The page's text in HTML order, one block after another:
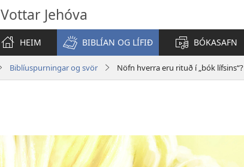
Vottar Jehóva
HEIM
BIBLÍAN OG LÍFIÐ BÓKASAFN
Biblíuspurningar og svör Nöfn hverra eru rituð í „bók lífsins“?